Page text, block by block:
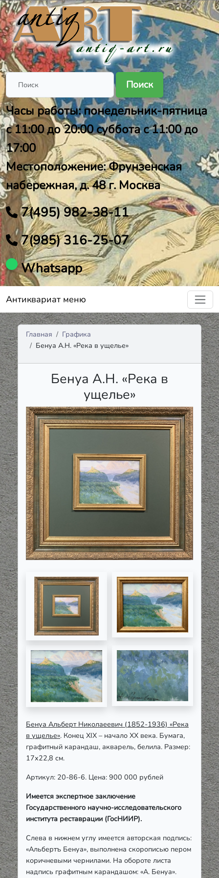
Поиск
Часы работы: понедельник-пятница
с 11:00 до 20:00 суббота с 11:00 до
17:00
Местоположение: Фрунзенская
набережная, д. 48 г. Москва
7(495) 982-38-11
7(985) 316-25-07
Whatsapp
Антиквариат меню
Главная
Графика
Бенуа А.Н. «Река в ущелье»
Бенуа А.Н. «Река в
ущелье»
Бенуа Альберт Николаеевич (1852-1936) «Река
в ущелье». Конец XIX – начало ХХ века. Бумага,
графитный карандаш, акварель, белила. Размер:
17х22,8 см.
Артикул: 20-86-6. Цена: 900 000 рублей
Имеется экспертное заключение
Государственного научно-исследовательского
института реставрации (ГосНИИР).
Слева в нижнем углу имеется авторская подпись:
«Альбертъ Бенуа», выполнена скорописью пером
коричневыми чернилами. На обороте листа
надпись графитным карандашом: «А. Бенуа».